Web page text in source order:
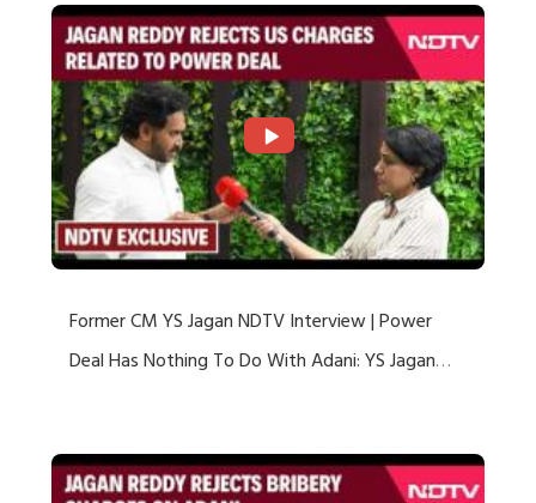
Former CM YS Jagan NDTV Interview | Power
Deal Has Nothing To Do With Adani: YS Jagan